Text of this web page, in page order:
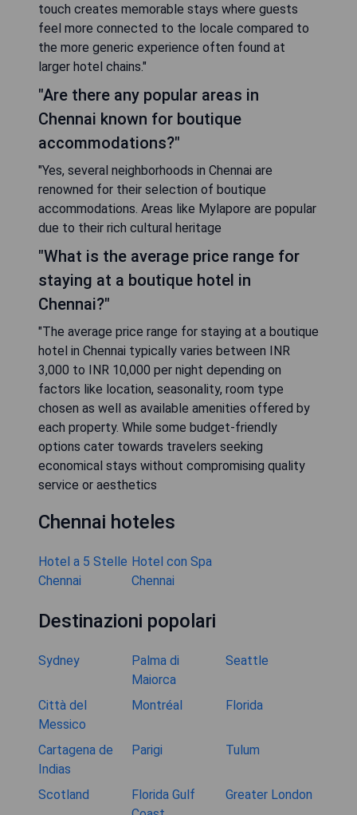
touch creates memorable stays where guests
feel more connected to the locale compared to
the more generic experience often found at
larger hotel chains."
"Are there any popular areas in
Chennai known for boutique
accommodations?"
"Yes, several neighborhoods in Chennai are
renowned for their selection of boutique
accommodations. Areas like Mylapore are popular
due to their rich cultural heritage
"What is the average price range for
staying at a boutique hotel in
Chennai?"
"The average price range for staying at a boutique
hotel in Chennai typically varies between INR
3,000 to INR 10,000 per night depending on
factors like location, seasonality, room type
chosen as well as available amenities offered by
each property. While some budget-friendly
options cater towards travelers seeking
economical stays without compromising quality
service or aesthetics
Chennai hoteles
Hotel a 5 Stelle
Chennai
Hotel con Spa
Chennai
Destinazioni popolari
Sydney
Palma di
Maiorca
Seattle
Città del
Messico
Montréal Florida
Cartagena de
Indias
Parigi Tulum
Scotland
Florida Gulf
Greater London